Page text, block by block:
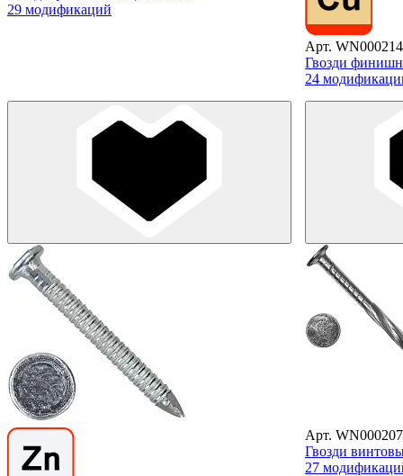
29 модификаций
Арт.
Гвозди
24
Арт.
Гвозди
27